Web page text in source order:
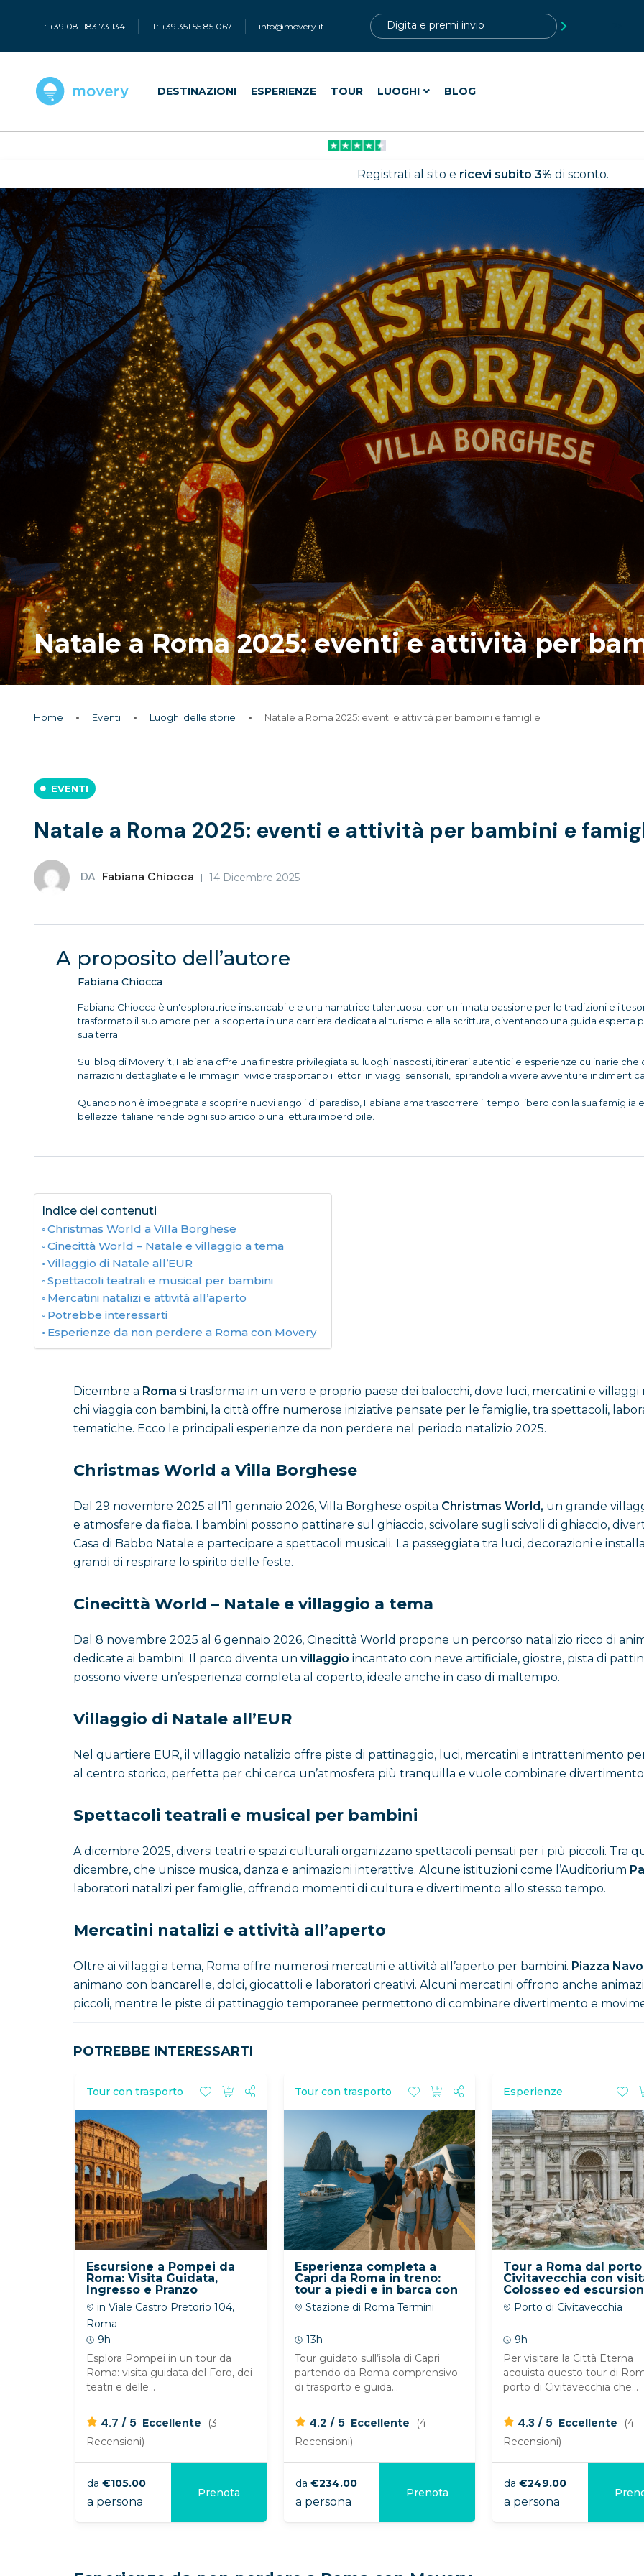
T: +39 081 183 73 134 T: +39 351 55 85 067 info@movery.it
DESTINAZIONI ESPERIENZE TOUR LUOGHI BLOG
Registrati al sito e ricevi subito 3% di sconto.
Natale a Roma 2025: eventi e attività per
Home Eventi Luoghi delle storie Natale a Roma 2025: eventi e attività per bambini e famiglie
EVENTI
Natale a Roma 2025: eventi e attività per bambini e
DA Fabiana Chiocca 14 Dicembre 2025
A proposito dell’autore
Fabiana Chiocca
Fabiana Chiocca è un'esploratrice instancabile e una narratrice talentuosa, con un'innata passione per le tradizioni e i
trasformato il suo amore per la scoperta in una carriera dedicata al turismo e alla scrittura, diventando una guida
sua terra.
Sul blog di Movery.it, Fabiana offre una finestra privilegiata su luoghi nascosti, itinerari autentici e esperienze culinarie
narrazioni dettagliate e le immagini vivide trasportano i lettori in viaggi sensoriali, ispirandoli a vivere avventure
Quando non è impegnata a scoprire nuovi angoli di paradiso, Fabiana ama trascorrere il tempo libero con la sua famiglia
bellezze italiane rende ogni suo articolo una lettura imperdibile.
Indice dei contenuti
Christmas World a Villa Borghese
Cinecittà World – Natale e villaggio a tema
Villaggio di Natale all’EUR
Spettacoli teatrali e musical per bambini
Mercatini natalizi e attività all’aperto
Potrebbe interessarti
Esperienze da non perdere a Roma con Movery
Dicembre a Roma si trasforma in un vero e proprio paese dei balocchi, dove luci, mercatini e
chi viaggia con bambini, la città offre numerose iniziative pensate per le famiglie, tra spettacoli,
tematiche. Ecco le principali esperienze da non perdere nel periodo natalizio 2025.
Christmas World a Villa Borghese
Dal 29 novembre 2025 all’11 gennaio 2026, Villa Borghese ospita Christmas World, un grande
e atmosfere da fiaba. I bambini possono pattinare sul ghiaccio, scivolare sugli scivoli di ghiaccio,
Casa di Babbo Natale e partecipare a spettacoli musicali. La passeggiata tra luci, decorazioni e
grandi di respirare lo spirito delle feste.
Cinecittà World – Natale e villaggio a tema
Dal 8 novembre 2025 al 6 gennaio 2026, Cinecittà World propone un percorso natalizio ricco di
dedicate ai bambini. Il parco diventa un villaggio incantato con neve artificiale, giostre, pista di
possono vivere un’esperienza completa al coperto, ideale anche in caso di maltempo.
Villaggio di Natale all’EUR
Nel quartiere EUR, il villaggio natalizio offre piste di pattinaggio, luci, mercatini e intrattenimento
al centro storico, perfetta per chi cerca un’atmosfera più tranquilla e vuole combinare divertimento
Spettacoli teatrali e musical per bambini
A dicembre 2025, diversi teatri e spazi culturali organizzano spettacoli pensati per i più piccoli. Tra
dicembre, che unisce musica, danza e animazioni interattive. Alcune istituzioni come l’Auditorium
laboratori natalizi per famiglie, offrendo momenti di cultura e divertimento allo stesso tempo.
Mercatini natalizi e attività all’aperto
Oltre ai villaggi a tema, Roma offre numerosi mercatini e attività all’aperto per bambini. Piazza
animano con bancarelle, dolci, giocattoli e laboratori creativi. Alcuni mercatini offrono anche
piccoli, mentre le piste di pattinaggio temporanee permettono di combinare divertimento e
POTREBBE INTERESSARTI
Esperienze
Tour a Roma dal
Civitavecchia con
Colosseo ed
nella capitale in auto
Porto di Civitavecchia
9h
Per visitare la Città Eterna
acquista questo tour di
porto di Civitavecchia che...
4.3 / 5 Eccellente
(4
Recensioni)
da €249.00
a persona
Tour con trasporto
Esperienza completa a
Capri da Roma in treno:
tour a piedi e in barca con
guida e transfer inclusi
Stazione di Roma Termini
13h
Tour guidato sull’isola di Capri
partendo da Roma comprensivo
di trasporto e guida...
4.2 / 5 Eccellente
(4
Recensioni)
da €234.00
a persona
Prenota
Tour con trasporto
Escursione a Pompei da
Roma: Visita Guidata,
Ingresso e Pranzo
in Viale Castro Pretorio 104,
Roma
9h
Esplora Pompei in un tour da
Roma: visita guidata del Foro, dei
teatri e delle...
4.7 / 5 Eccellente
(3
Recensioni)
da €105.00
a persona
Prenota